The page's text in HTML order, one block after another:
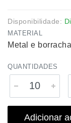
Disponibilidade:
MATERIAL
Metal e borracha
QUANTIDADES
Adicionar